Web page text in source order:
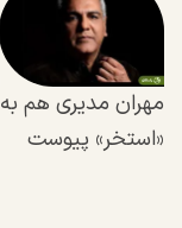
مهران مدیری هم به
«استخر» پیوست